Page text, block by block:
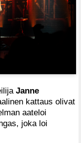
Janne
kattaus olivat
aateloi
joka loi